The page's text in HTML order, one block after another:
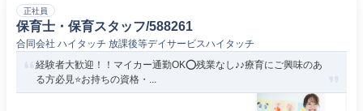
正社員
保育士・保育スタッフ/588261
合同会社 ハイタッチ 放課後等デイサービスハイタッチ
経験者大歓迎！！マイカー通勤OK⭕️残業なし♪♪療育にご興味のあ
る方必見⭐️お持ちの資格・...